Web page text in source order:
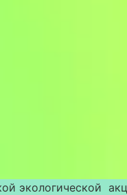
экологической